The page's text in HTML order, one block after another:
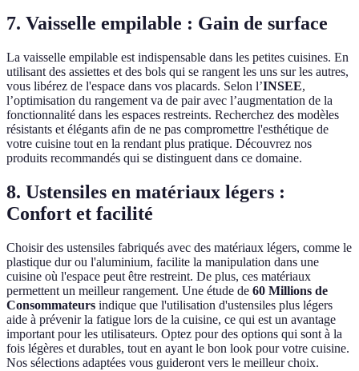
7. Vaisselle empilable : Gain de surface
La vaisselle empilable est indispensable dans les petites cuisines. En
utilisant des assiettes et des bols qui se rangent les uns sur les autres,
vous libérez de l'espace dans vos placards. Selon l’INSEE,
l’optimisation du rangement va de pair avec l’augmentation de la
fonctionnalité dans les espaces restreints. Recherchez des modèles
résistants et élégants afin de ne pas compromettre l'esthétique de
votre cuisine tout en la rendant plus pratique. Découvrez nos
produits recommandés qui se distinguent dans ce domaine.
8. Ustensiles en matériaux légers :
Confort et facilité
Choisir des ustensiles fabriqués avec des matériaux légers, comme le
plastique dur ou l'aluminium, facilite la manipulation dans une
cuisine où l'espace peut être restreint. De plus, ces matériaux
permettent un meilleur rangement. Une étude de 60 Millions de
Consommateurs indique que l'utilisation d'ustensiles plus légers
aide à prévenir la fatigue lors de la cuisine, ce qui est un avantage
important pour les utilisateurs. Optez pour des options qui sont à la
fois légères et durables, tout en ayant le bon look pour votre cuisine.
Nos sélections adaptées vous guideront vers le meilleur choix.